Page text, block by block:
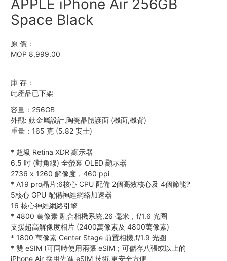
APPLE iPhone Air 256GB
Space Black
原 價：
MOP 8,999.00
庫 存：
此產品已下架
容量：256GB
外觀: 鈦金屬設計,陶瓷晶體護面 (機面,機背)
重量：165 克 (5.82 安士)
* 超級 Retina XDR 顯示器
6.5 吋 (對角線) 全螢幕 OLED 顯示器
2736 x 1260 解像度，460 ppi
* A19 pro晶片;6核心 CPU 配備 2個高效核心及 4個節能?
5核心 GPU 配備神經網絡加速器
16 核心神經網絡引擎
* 4800 萬像素 融合相機系統,26 毫米，f/1.6 光圈
支援超高解像度相片 (2400萬像素及 4800萬像素)
* 1800 萬像素 Center Stage 前置相機,f/1.9 光圈
* 雙 eSIM (可同時使用兩張 eSIM；可儲存八張或以上的
iPhone Air 採用先進 eSIM 技術,更安全方便